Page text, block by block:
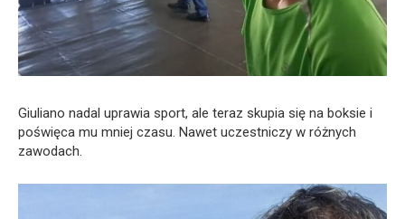
Giuliano nadal uprawia sport, ale teraz skupia się na boksie i
poświęca mu mniej czasu. Nawet uczestniczy w różnych
zawodach.